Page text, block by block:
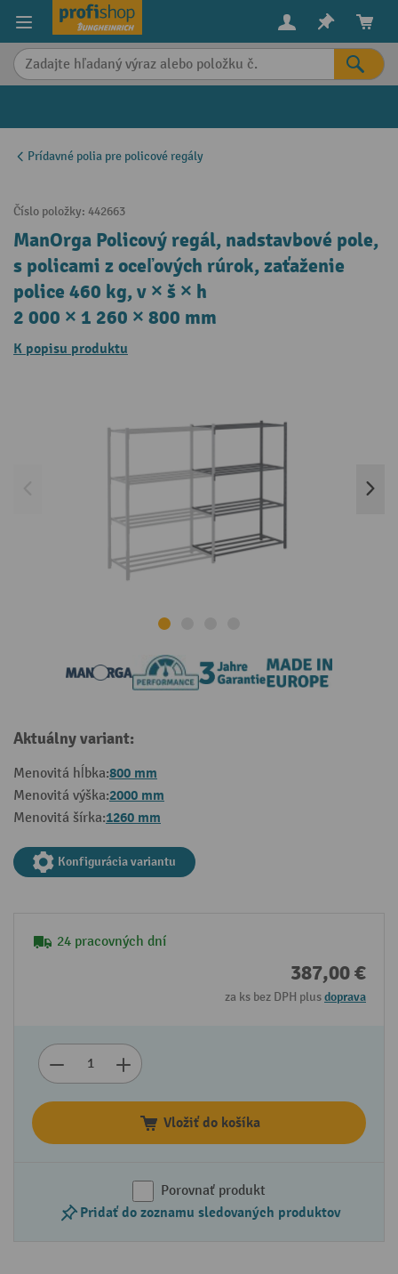
content
Prídavné polia pre policové regály
Číslo položky: 442663
ManOrga Policový regál, nadstavbové pole,
s policami z oceľových rúrok, zaťaženie
police 460 kg, v × š × h
2 000 × 1 260 × 800 mm
K popisu produktu
Aktuálny variant:
Menovitá hĺbka:800 mm
Menovitá výška:2000 mm
Menovitá šírka:1260 mm
Konfigurácia variantu
24 pracovných dní
387,00 €
za ks bez DPH plusdoprava
Vložiť do košíka
Porovnať produkt
Pridať do zoznamu sledovaných produktov